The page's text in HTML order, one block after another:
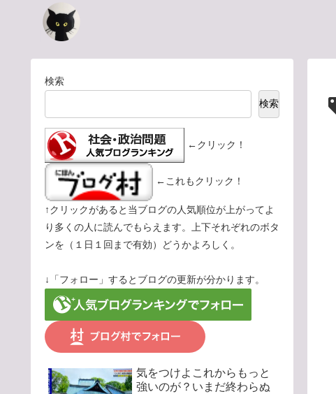
検索
検索
←クリック！
←これもクリック！
↑クリックがあると当ブログの人気順位が上がってよ
り多くの人に読んでもらえます。上下それぞれのボタ
ンを（１日１回まで有効）どうかよろしく。
↓「フォロー」するとブログの更新が分かります。
気をつけよこれからもっと
強いのが？いまだ終わらぬ